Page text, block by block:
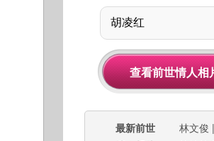
最新前世
林文俊